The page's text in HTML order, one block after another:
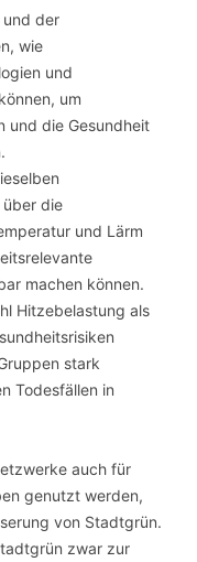
und der
wie
und
um
und die Gesundheit
die
und Lärm
machen können.
Hitzebelastung als
stark
Todesfällen in
auch für
genutzt werden,
von Stadtgrün.
zwar zur